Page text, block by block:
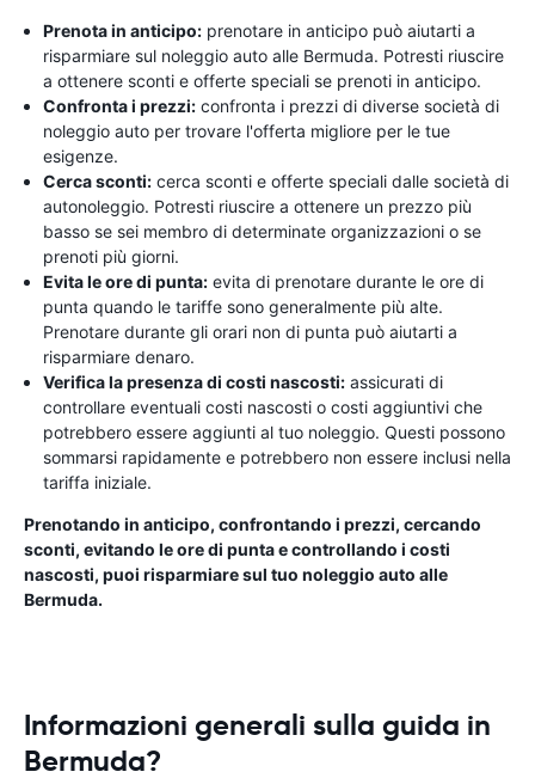
Prenota in anticipo: prenotare in anticipo può aiutarti a
risparmiare sul noleggio auto alle Bermuda. Potresti riuscire
a ottenere sconti e offerte speciali se prenoti in anticipo.
Confronta i prezzi: confronta i prezzi di diverse società di
noleggio auto per trovare l'offerta migliore per le tue
esigenze.
Cerca sconti: cerca sconti e offerte speciali dalle società di
autonoleggio. Potresti riuscire a ottenere un prezzo più
basso se sei membro di determinate organizzazioni o se
prenoti più giorni.
Evita le ore di punta: evita di prenotare durante le ore di
punta quando le tariffe sono generalmente più alte.
Prenotare durante gli orari non di punta può aiutarti a
risparmiare denaro.
Verifica la presenza di costi nascosti: assicurati di
controllare eventuali costi nascosti o costi aggiuntivi che
potrebbero essere aggiunti al tuo noleggio. Questi possono
sommarsi rapidamente e potrebbero non essere inclusi nella
tariffa iniziale.
Prenotando in anticipo, confrontando i prezzi, cercando
sconti, evitando le ore di punta e controllando i costi
nascosti, puoi risparmiare sul tuo noleggio auto alle
Bermuda.
Informazioni generali sulla guida in
Bermuda?